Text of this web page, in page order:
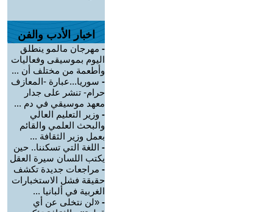
اخبار الأدب والفن
- مهرجان مالمو ينطلق
اليوم بموسيقى وفعاليات
وأطعمة من مختلف أن ...
- سوريا...عبارة -المعازف
حرام- تنشر على جدار
معهد موسيقي في دم ...
- وزير التعليم العالي
والبحث العلمي والقائم
بعمل وزير الثقافة ...
- اللغة التي تسكننا.. حين
يكتب اللسان سيرة العقل
- مراجعات جديدة تكشف
حقيقة فشل الاستخبارات
الغربية في ألبانيا ...
- «لن نتخلى عن أي